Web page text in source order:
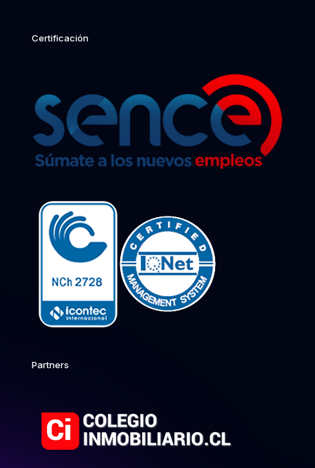
Certificación
Partners